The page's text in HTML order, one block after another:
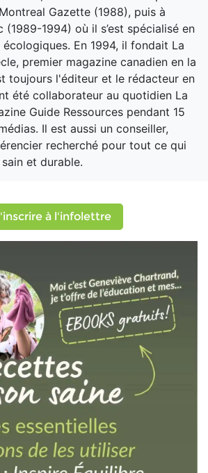
Gazette (1988), puis à
1994) où il s’est spécialisé en
écologiques. En 1994, il fondait La
premier magazine canadien en la
toujours l'éditeur et le rédacteur en
été collaborateur au quotidien La
Guide Ressources pendant 15
Il est aussi un conseiller,
recherché pour tout ce qui
et durable.
à l'infolettre